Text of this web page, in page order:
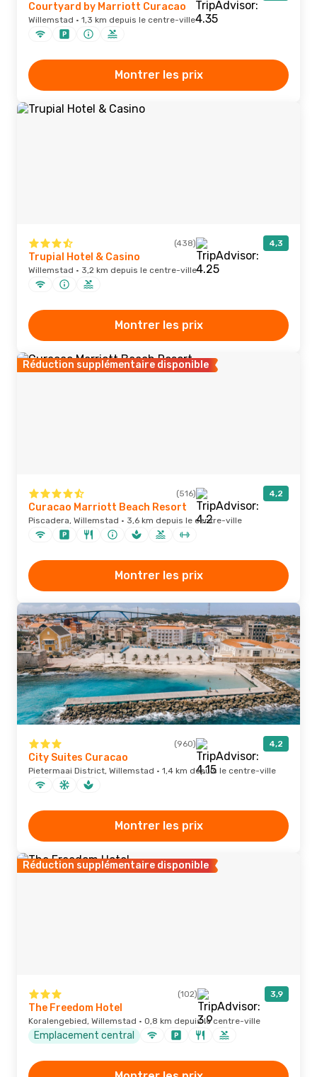
Courtyard by Marriott Curacao
Willemstad · 1,3 km depuis le centre-ville
Montrer les prix
(438) 4,3
Trupial Hotel & Casino
Willemstad · 3,2 km depuis le centre-ville
Montrer les prix
Réduction supplémentaire disponible
(516) 4,2
Curacao Marriott Beach Resort
Piscadera, Willemstad · 3,6 km depuis le centre-ville
Montrer les prix
(960) 4,2
City Suites Curacao
Pietermaai District, Willemstad · 1,4 km depuis le centre-ville
Montrer les prix
Réduction supplémentaire disponible
(102) 3,9
The Freedom Hotel
Koralengebied, Willemstad · 0,8 km depuis le centre-ville
Emplacement central